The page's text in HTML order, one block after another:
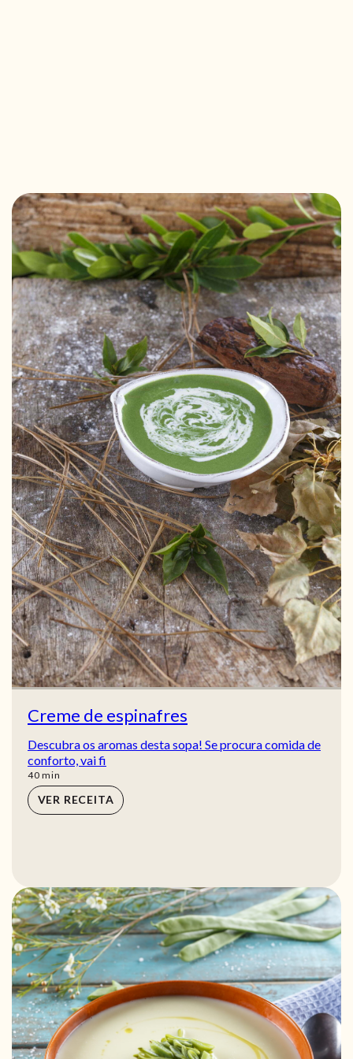
Creme de espinafres
Descubra os aromas desta sopa! Se procura comida de
conforto, vai fi
40min
min
VER RECEITA